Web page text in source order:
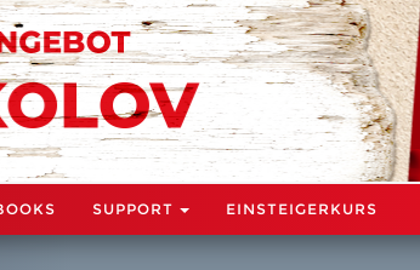
SUPPORT EINSTEIGERKURS